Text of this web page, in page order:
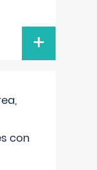
+
con